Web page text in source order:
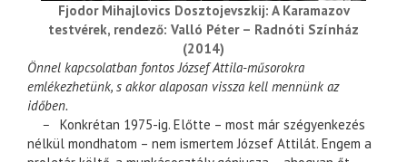
Fjodor Mihajlovics Dosztojevszkij: A Karamazov
testvérek, rendező: Valló Péter – Radnóti Színház
(2014)
Önnel kapcsolatban fontos József Attila-műsorokra
emlékezhetünk, s akkor alaposan vissza kell mennünk az
időben.
– Konkrétan 1975-ig. Előtte – most már szégyenkezés
nélkül mondhatom – nem ismertem József Attilát. Engem a